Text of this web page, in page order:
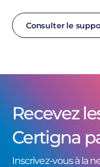
Consulter le
Recevez
Certigna
Inscrivez-vous à la